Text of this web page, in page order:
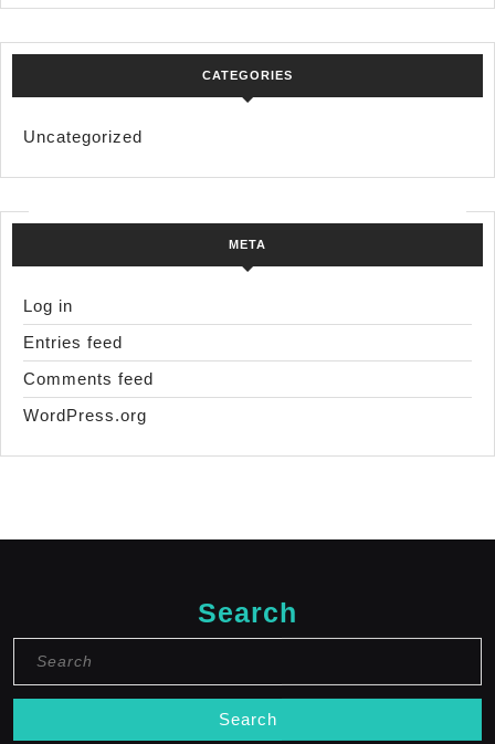
CATEGORIES
Uncategorized
META
Log in
Entries feed
Comments feed
WordPress.org
Search